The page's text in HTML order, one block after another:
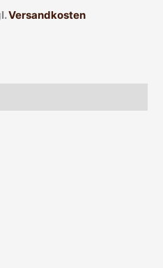
Versandkosten